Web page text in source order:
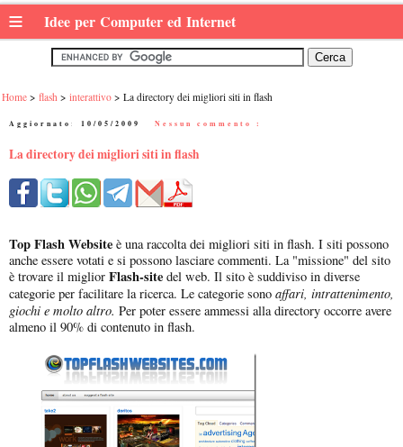
≡ Idee per Computer ed Internet
Home flash interattivo La directory dei migliori siti in flash
Aggiornato: 10/05/2009 Nessun commento :
La directory dei migliori siti in flash
Top Flash Website è una raccolta dei migliori siti in flash. I siti possono
anche essere votati e si possono lasciare commenti. La "missione" del sito
è trovare il miglior Flash-site del web. Il sito è suddiviso in diverse
categorie per facilitare la ricerca. Le categorie sono affari, intrattenimento,
giochi e molto altro. Per poter essere ammessi alla directory occorre avere
almeno il 90% di contenuto in flash.